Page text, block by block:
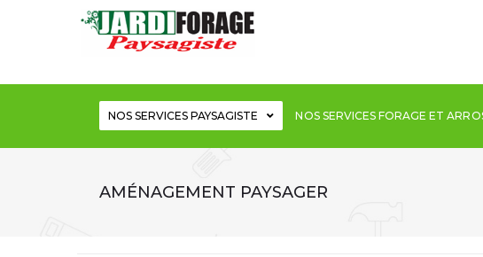
NOS SERVICES PAYSAGISTE NOS SERVICES FORAGE ET
AMÉNAGEMENT PAYSAGER